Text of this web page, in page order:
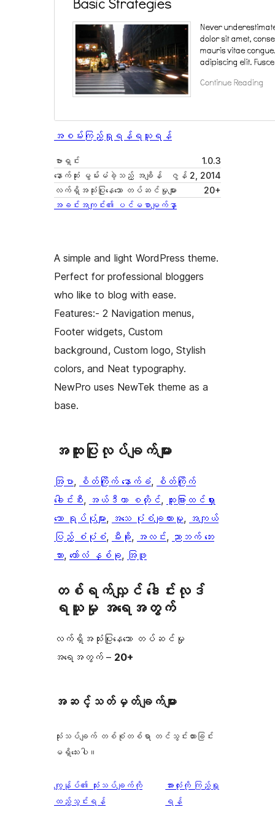
အစမ်းကြည့်ရှုရန် ရယူရန်
ဗားရှင်း
1.0.3
နောက်ဆုံး မွမ်းမံခဲ့သည့် အချိန်
ဇွန် 2, 2014
လက်ရှိအသုံးပြုနေသော တပ်ဆင်မှုများ
20+
အခင်းအကျင်း၏ ပင်မစာမျက်နှာ
A simple and light WordPress theme.
Perfect for professional bloggers
who like to blog with ease.
Features:- 2 Navigation menus,
Footer widgets, Custom
background, Custom logo, Stylish
colors, and Neat typography.
NewPro uses NewTek theme as a
base.
အ​ထူး​ပြု​လုပ်​ချက်​များ
အြပာ, စိတ်ကြိုက် နောက်ခံ, စိတ်ကြိုက်
ခေါင်းစီး, အယ်ဒီတာ စတိုင်, ထူးခြားထင်ရှား
သော ရုပ်ပုံများ, အသေ ပုံစံချထားမှု, အကျယ်
ပြည့် စံပုံစံ, မီးခိုး, အလင်း, ညာဘက် ဘေး
ဘား, ကော်လံ နှစ်ခု, အြဖူ
တစ်ရက်လျှင် ဒေါင်းလုဒ်
ရယူမှု အရေအတွက်
လက်ရှိအသုံးပြုနေသော တပ်ဆင်မှု
အရေအတွက် – 20+
အဆင့်သတ်မှတ်ချက်များ
သုံးသပ်ချက် တစ်စုံတစ်ရာ တင်သွင်းထားခြင်း
မရှိသေးပါ။
ကျွန်ုပ်၏ သုံးသပ်ချက်ကို
ထည့်သွင်းရန်
သုံးသပ်
ချက်
အားလုံးကို ကြည့်ရှု
ရန်